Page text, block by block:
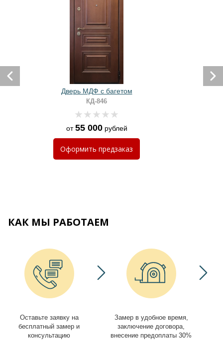
Дверь МДФ с багетом
КД-846
от55 000рублей
Оформить предзаказ
КАК МЫ РАБОТАЕМ
Оставьте заявку на
бесплатный замер и
консультацию
Замер в удобное время,
заключение договора,
внесение предоплаты 30%